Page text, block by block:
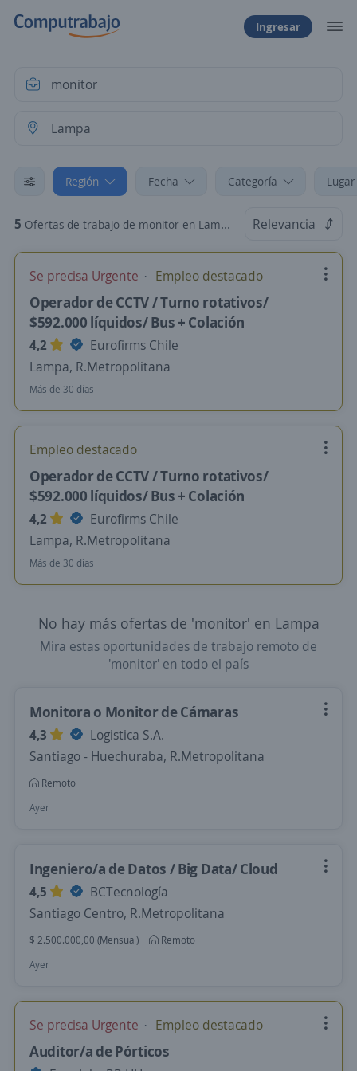
Ingresar
Región Fecha Categoría
5 Ofertas de trabajo de monitor en Lampa, R.Metropolitana Relevancia
Se precisa Urgente Empleo destacado
Operador de CCTV / Turno rotativos/
$592.000 líquidos/ Bus + Colación
4,2
Eurofirms Chile
Lampa, R.Metropolitana
Más de 30 días
Empleo destacado
Operador de CCTV / Turno rotativos/
$592.000 líquidos/ Bus + Colación
4,2
Eurofirms Chile
Lampa, R.Metropolitana
Más de 30 días
No hay más ofertas de 'monitor' en Lampa
Mira estas oportunidades de trabajo remoto de
'monitor' en todo el país
Monitora o Monitor de Cámaras
4,3
Logistica S.A.
Santiago - Huechuraba, R.Metropolitana
Remoto
Ayer
Ingeniero/a de Datos / Big Data/ Cloud
4,5
BCTecnología
Santiago Centro, R.Metropolitana
$ 2.500.000,00 (Mensual)
Remoto
Ayer
Se precisa Urgente Empleo destacado
Auditor/a de Pórticos